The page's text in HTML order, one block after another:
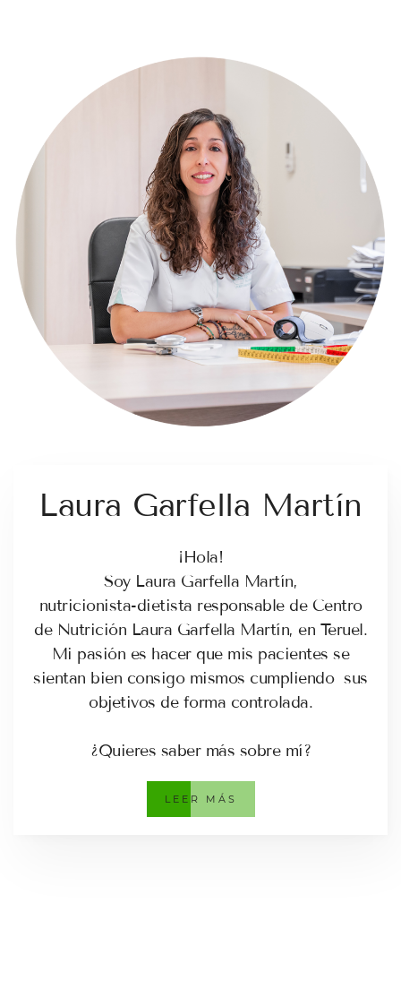
Laura Garfella Martín
¡Hola!
Soy Laura Garfella Martín,
nutricionista-dietista responsable de Centro
de Nutrición Laura Garfella Martín, en Teruel.
Mi pasión es hacer que mis pacientes se
sientan bien consigo mismos cumpliendo sus
objetivos de forma controlada.
¿Quieres saber más sobre mí?
LEER MÁS